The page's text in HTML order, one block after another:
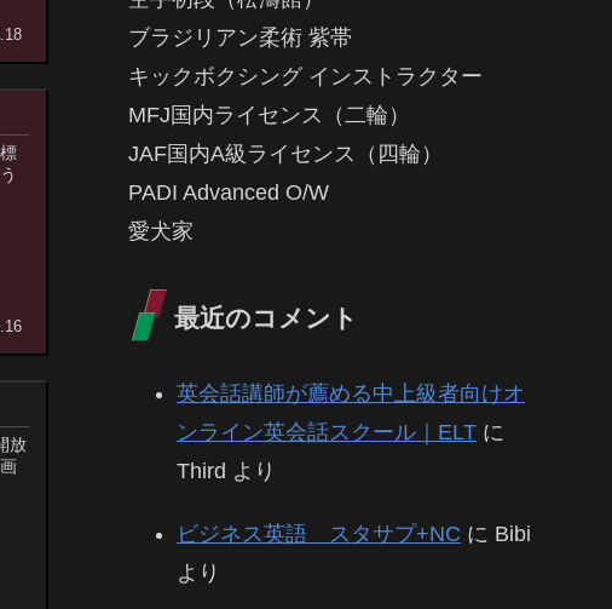
放
ブラジリアン柔術 紫帯
キックボクシング インストラクター
MFJ国内ライセンス（二輪）
JAF国内A級ライセンス（四輪）
PADI Advanced O/W
愛犬家
最近のコメント
英会話講師が薦める中上級者向けオ
ンライン英会話スクール｜ELT に
Third より
ビジネス英語 スタサプ+NC に Bibi
より